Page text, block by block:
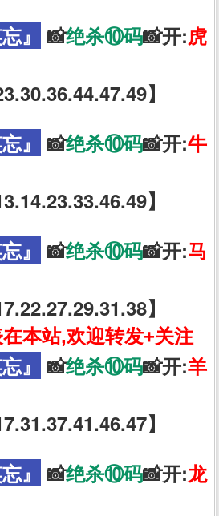
』 📸绝杀⑩码📸开:虎
】
』 📸绝杀⑩码📸开:牛
】
』 📸绝杀⑩码📸开:马
】
本站,欢迎转发+关注
』 📸绝杀⑩码📸开:羊
】
』 📸绝杀⑩码📸开:龙